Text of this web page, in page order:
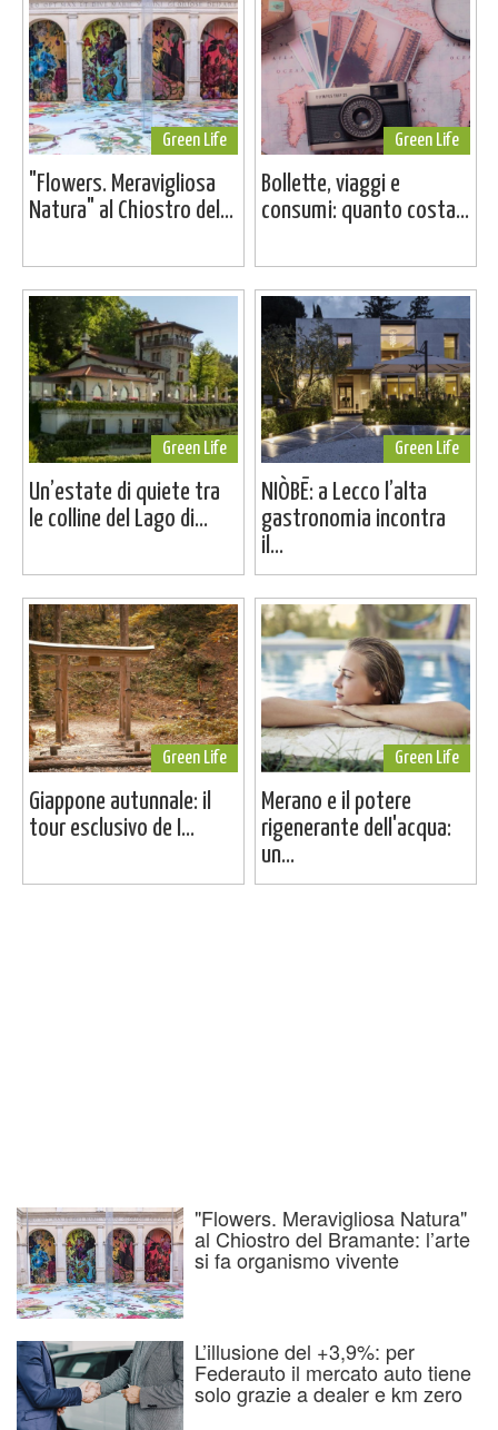
Green Life
"Flowers. Meravigliosa
Natura" al Chiostro del...
Green Life
Bollette, viaggi e
consumi: quanto costa...
Green Life
Un’estate di quiete tra
le colline del Lago di...
Green Life
NIÒBĒ: a Lecco l’alta
gastronomia incontra
il...
Green Life
Giappone autunnale: il
tour esclusivo de I...
Green Life
Merano e il potere
rigenerante dell'acqua:
un...
"Flowers. Meravigliosa Natura"
al Chiostro del Bramante: l’arte
si fa organismo vivente
L’illusione del +3,9%: per
Federauto il mercato auto tiene
solo grazie a dealer e km zero